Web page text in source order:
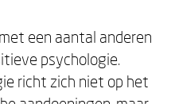
een aantal anderen
psychologie.
richt zich niet op het